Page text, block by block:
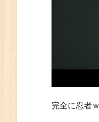
完全に忍者ｗ